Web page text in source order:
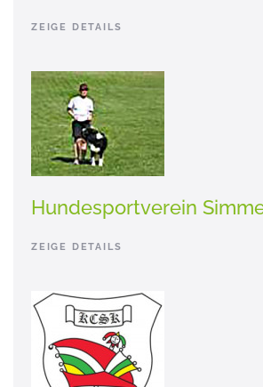
ZEIGE DETAILS
Hundesportverein
ZEIGE DETAILS